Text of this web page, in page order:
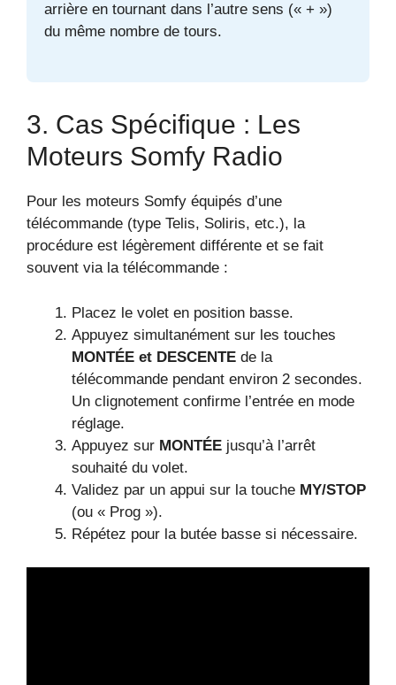
arrière en tournant dans l’autre sens (« + »)
du même nombre de tours.
3. Cas Spécifique : Les
Moteurs Somfy Radio
Pour les moteurs Somfy équipés d’une
télécommande (type Telis, Soliris, etc.), la
procédure est légèrement différente et se fait
souvent via la télécommande :
Placez le volet en position basse.
Appuyez simultanément sur les touches
MONTÉE et DESCENTE de la
télécommande pendant environ 2 secondes.
Un clignotement confirme l’entrée en mode
réglage.
Appuyez sur MONTÉE jusqu’à l’arrêt
souhaité du volet.
Validez par un appui sur la touche MY/STOP
(ou « Prog »).
Répétez pour la butée basse si nécessaire.